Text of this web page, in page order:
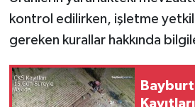
kontrol edilirken, işletme
gereken kurallar hakkında